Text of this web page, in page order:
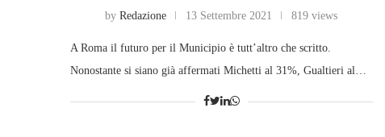
byRedazione 13 Settembre 2021 819 views
A Roma il futuro per il Municipio è tutt’altro che scritto.
Nonostante si siano già affermati Michetti al 31%, Gualtieri al…